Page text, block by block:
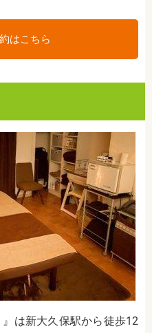
はこちら
』は新大久保駅から徒歩12